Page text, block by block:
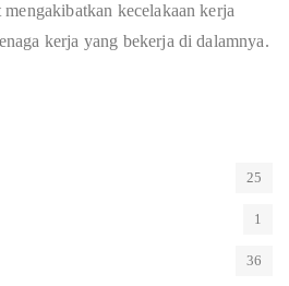
kecelakaan kerja
kerja yang bekerja di dalamnya.
25
1
36